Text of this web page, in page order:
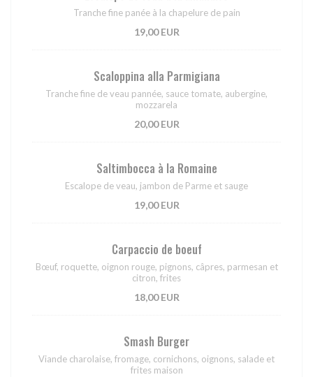
Tranche fine panée à la chapelure de pain
19,00 EUR
Scaloppina alla Parmigiana
Tranche fine de veau pannée, sauce tomate, aubergine,
mozzarela
20,00 EUR
Saltimbocca à la Romaine
Escalope de veau, jambon de Parme et sauge
19,00 EUR
Carpaccio de boeuf
Bœuf, roquette, oignon rouge, pignons, câpres, parmesan et
citron, frites
18,00 EUR
Smash Burger
Viande charolaise, fromage, cornichons, oignons, salade et
frites maison